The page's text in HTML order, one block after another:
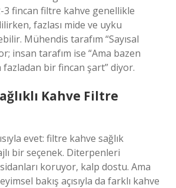
3 fincan filtre kahve genellikle
fazlası mide ve uyku
Mühendis tarafım “Sayısal
insan tarafım ise “Ama bazen
bir fincan şart” diyor.
Kahve Filtre
evet: filtre kahve sağlık
bir seçenek. Diterpenleri
koruyor, kalp dostu. Ama
bakış açısıyla da farklı kahve